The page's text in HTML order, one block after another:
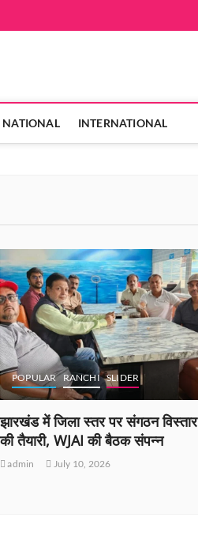
NATIONAL INTERNATIONAL
POPULAR RANCHI SLIDER
झारखंड में जिला स्तर पर संगठन विस्तार
की तैयारी, WJAI की बैठक संपन्न
admin July 10, 2026